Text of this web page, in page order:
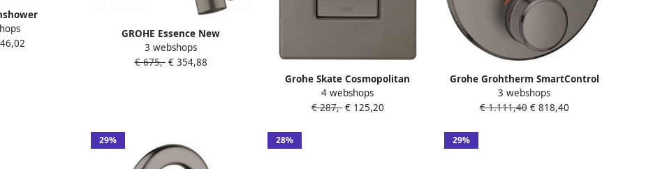
niet
rozet
GROHE Essence New
Inbouwmengkraan afbouwdeel
L-size wand eengreeps 2-gats G1
3 webshops
€ 675,-€ 354,88
Grohe Skate Cosmopolitan
Bedieningspaneel DualFlush
Horizontaal Verticaal Kunststof
4 webshops
€ 287,-€ 125,20
Grohe Grohtherm SmartControl
inbouwkraan thermostatisch met
omstel voor 3 functies rond hard
3 webshops
€ 1.111,40€ 818,40
29% 28% 29%